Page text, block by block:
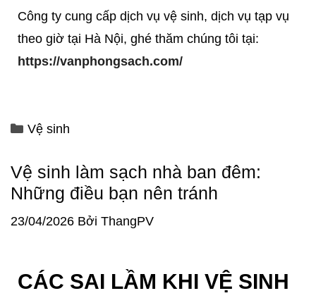
Công ty cung cấp dịch vụ vệ sinh, dịch vụ tạp vụ
theo giờ tại Hà Nội, ghé thăm chúng tôi tại:
https://vanphongsach.com/
Vệ sinh
Vệ sinh làm sạch nhà ban đêm:
Những điều bạn nên tránh
23/04/2026 Bởi ThangPV
CÁC SAI LẦM KHI VỆ SINH